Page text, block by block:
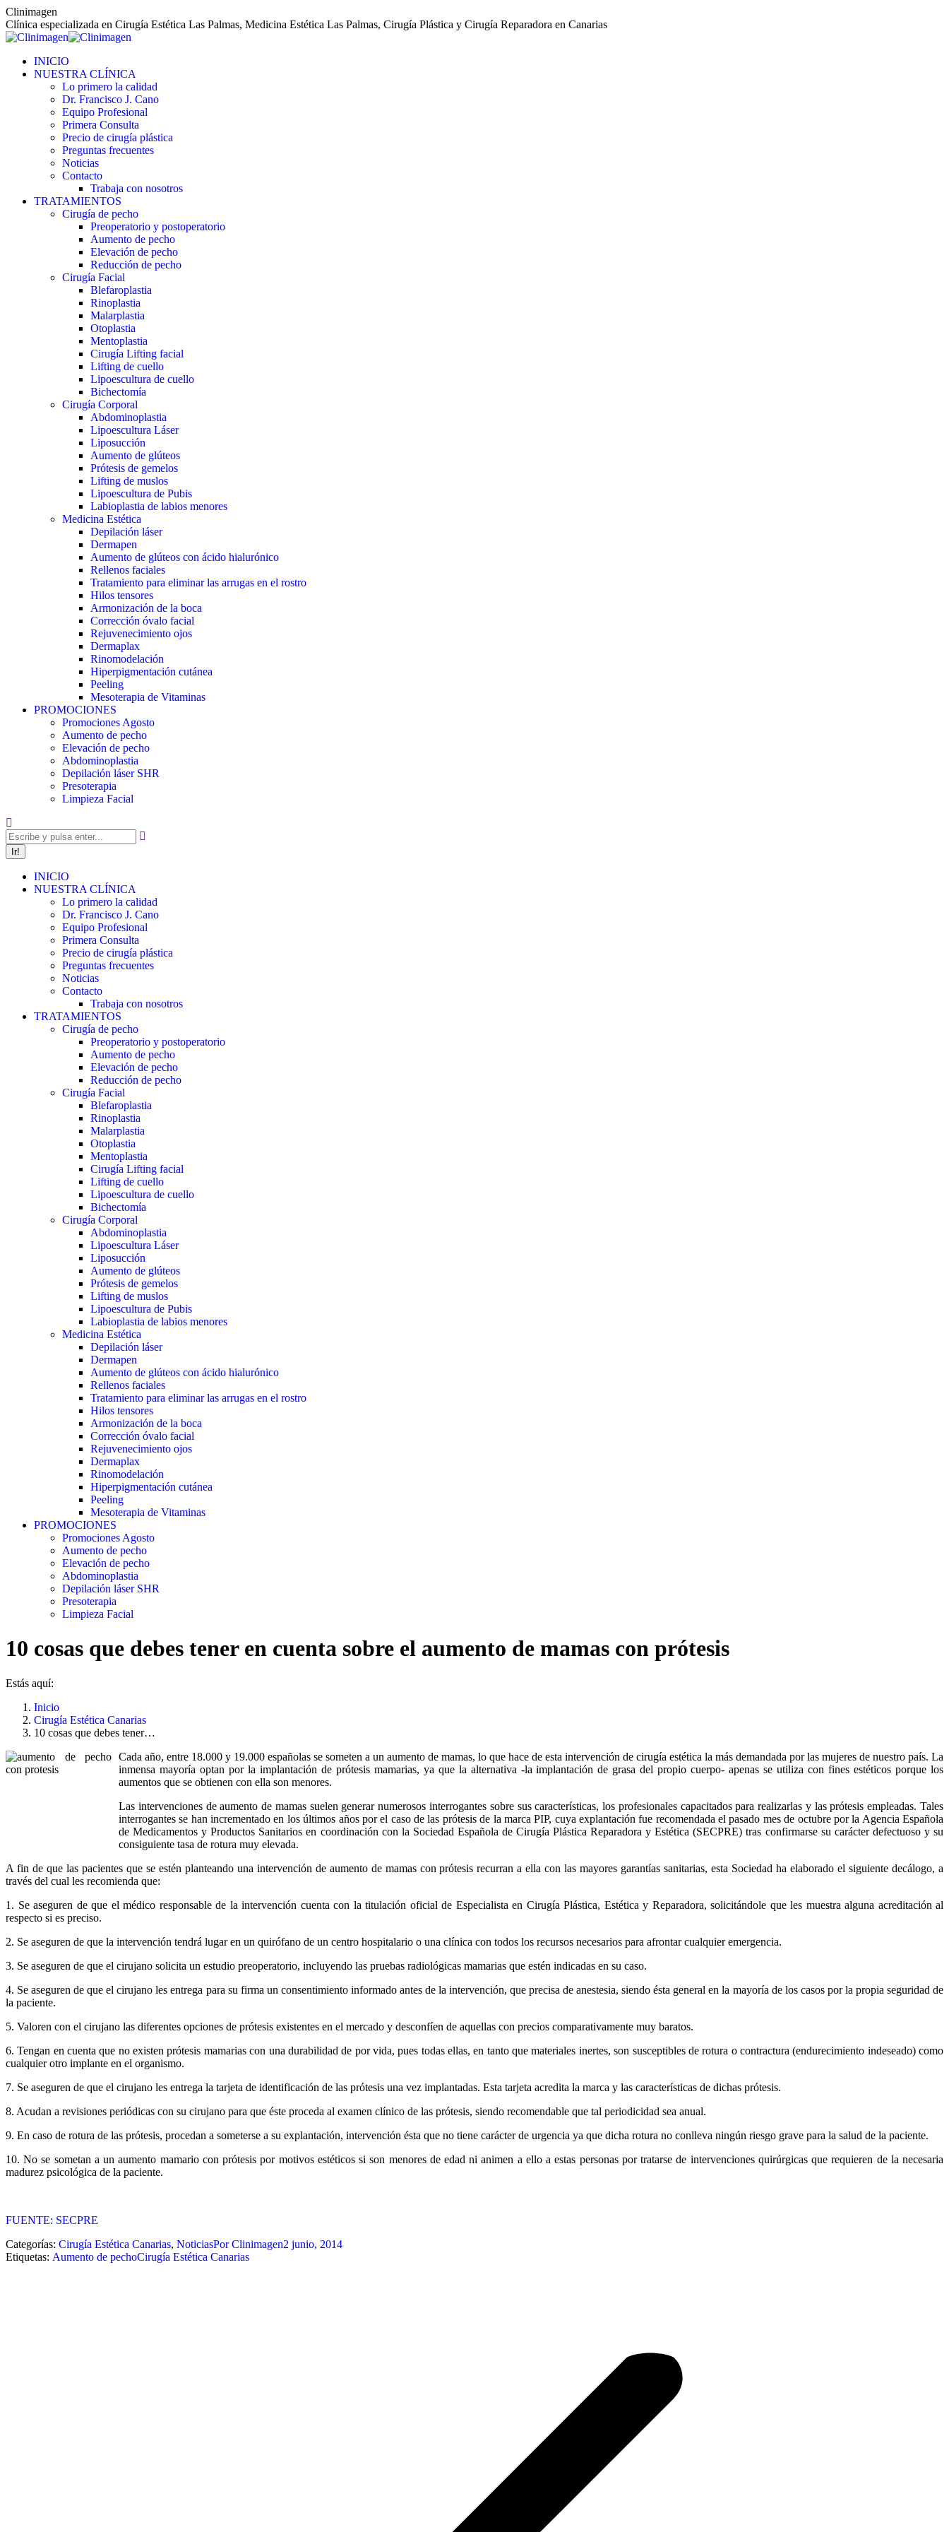
Saltar
al
contenido
Clinimagen
Clínica especializada en Cirugía Estética Las Palmas, Medicina Estética Las Palmas, Cirugía Plástica y Cirugía Reparadora en Canarias
INICIO
NUESTRA CLÍNICA
Lo primero la calidad
Dr. Francisco J. Cano
Equipo Profesional
Primera Consulta
Precio de cirugía plástica
Preguntas frecuentes
Noticias
Contacto
Trabaja con nosotros
TRATAMIENTOS
Cirugía de pecho
Preoperatorio y postoperatorio
Aumento de pecho
Elevación de pecho
Reducción de pecho
Cirugía Facial
Blefaroplastia
Rinoplastia
Malarplastia
Otoplastia
Mentoplastia
Cirugía Lifting facial
Lifting de cuello
Lipoescultura de cuello
Bichectomía
Cirugía Corporal
Abdominoplastia
Lipoescultura Láser
Liposucción
Aumento de glúteos
Prótesis de gemelos
Lifting de muslos
Lipoescultura de Pubis
Labioplastia de labios menores
Medicina Estética
Depilación láser
Dermapen
Aumento de glúteos con ácido hialurónico
Rellenos faciales
Tratamiento para eliminar las arrugas en el rostro
Hilos tensores
Armonización de la boca
Corrección óvalo facial
Rejuvenecimiento ojos
Dermaplax
Rinomodelación
Hiperpigmentación cutánea
Peeling
Mesoterapia de Vitaminas
PROMOCIONES
Promociones Agosto
Aumento de pecho
Elevación de pecho
Abdominoplastia
Depilación láser SHR
Presoterapia
Limpieza Facial
Buscar:
INICIO
NUESTRA CLÍNICA
Lo primero la calidad
Dr. Francisco J. Cano
Equipo Profesional
Primera Consulta
Precio de cirugía plástica
Preguntas frecuentes
Noticias
Contacto
Trabaja con nosotros
TRATAMIENTOS
Cirugía de pecho
Preoperatorio y postoperatorio
Aumento de pecho
Elevación de pecho
Reducción de pecho
Cirugía Facial
Blefaroplastia
Rinoplastia
Malarplastia
Otoplastia
Mentoplastia
Cirugía Lifting facial
Lifting de cuello
Lipoescultura de cuello
Bichectomía
Cirugía Corporal
Abdominoplastia
Lipoescultura Láser
Liposucción
Aumento de glúteos
Prótesis de gemelos
Lifting de muslos
Lipoescultura de Pubis
Labioplastia de labios menores
Medicina Estética
Depilación láser
Dermapen
Aumento de glúteos con ácido hialurónico
Rellenos faciales
Tratamiento para eliminar las arrugas en el rostro
Hilos tensores
Armonización de la boca
Corrección óvalo facial
Rejuvenecimiento ojos
Dermaplax
Rinomodelación
Hiperpigmentación cutánea
Peeling
Mesoterapia de Vitaminas
PROMOCIONES
Promociones Agosto
Aumento de pecho
Elevación de pecho
Abdominoplastia
Depilación láser SHR
Presoterapia
Limpieza Facial
10 cosas que debes tener en cuenta sobre el aumento de mamas con prótesis
Estás aquí:
Inicio
Cirugía Estética Canarias
10 cosas que debes tener…
Cada año, entre 18.000 y 19.000 españolas se someten a un aumento de mamas, lo que hace de esta intervención de cirugía estética la más demandada por las mujeres de nuestro país. La
inmensa mayoría optan por la implantación de prótesis mamarias, ya que la alternativa -la implantación de grasa del propio cuerpo- apenas se utiliza con fines estéticos porque los
aumentos que se obtienen con ella son menores.
Las intervenciones de aumento de mamas suelen generar numerosos interrogantes sobre sus características, los profesionales capacitados para realizarlas y las prótesis empleadas. Tales
interrogantes se han incrementado en los últimos años por el caso de las prótesis de la marca PIP, cuya explantación fue recomendada el pasado mes de octubre por la Agencia Española
de Medicamentos y Productos Sanitarios en coordinación con la Sociedad Española de Cirugía Plástica Reparadora y Estética (SECPRE) tras confirmarse su carácter defectuoso y su
consiguiente tasa de rotura muy elevada.
A fin de que las pacientes que se estén planteando una intervención de aumento de mamas con prótesis recurran a ella con las mayores garantías sanitarias, esta Sociedad ha elaborado el siguiente decálogo, a
través del cual les recomienda que:
1. Se aseguren de que el médico responsable de la intervención cuenta con la titulación oficial de Especialista en Cirugía Plástica, Estética y Reparadora, solicitándole que les muestra alguna acreditación al
respecto si es preciso.
2. Se aseguren de que la intervención tendrá lugar en un quirófano de un centro hospitalario o una clínica con todos los recursos necesarios para afrontar cualquier emergencia.
3. Se aseguren de que el cirujano solicita un estudio preoperatorio, incluyendo las pruebas radiológicas mamarias que estén indicadas en su caso.
4. Se aseguren de que el cirujano les entrega para su firma un consentimiento informado antes de la intervención, que precisa de anestesia, siendo ésta general en la mayoría de los casos por la propia seguridad de
la paciente.
5. Valoren con el cirujano las diferentes opciones de prótesis existentes en el mercado y desconfíen de aquellas con precios comparativamente muy baratos.
6. Tengan en cuenta que no existen prótesis mamarias con una durabilidad de por vida, pues todas ellas, en tanto que materiales inertes, son susceptibles de rotura o contractura (endurecimiento indeseado) como
cualquier otro implante en el organismo.
7. Se aseguren de que el cirujano les entrega la tarjeta de identificación de las prótesis una vez implantadas. Esta tarjeta acredita la marca y las características de dichas prótesis.
8. Acudan a revisiones periódicas con su cirujano para que éste proceda al examen clínico de las prótesis, siendo recomendable que tal periodicidad sea anual.
9. En caso de rotura de las prótesis, procedan a someterse a su explantación, intervención ésta que no tiene carácter de urgencia ya que dicha rotura no conlleva ningún riesgo grave para la salud de la paciente.
10. No se sometan a un aumento mamario con prótesis por motivos estéticos si son menores de edad ni animen a ello a estas personas por tratarse de intervenciones quirúrgicas que requieren de la necesaria
madurez psicológica de la paciente.
FUENTE: SECPRE
Categorías: Cirugía Estética Canarias, NoticiasPorClinimagen2 junio, 2014
Etiquetas: Aumento de pechoCirugía Estética Canarias